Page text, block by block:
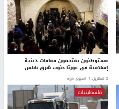
مستوطنون يقتحمون مقامات دينية
إسلامية في عورتا جنوب شرق نابلس
2 شهرين، 1 اسبوع. ago
فلسطينيات